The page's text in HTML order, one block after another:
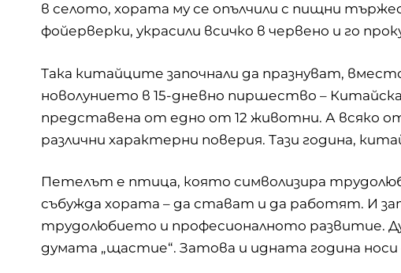
в селото, хората му се опълчили с пищни
фойерверки, украсили всичко в червено и го
Така китайците започнали да празнуват,
новолунието в 15-дневно пиршество –
представена от едно от 12 животни. А всяко
различни характерни поверия. Тази година,
Петелът е птица, която символизира
събужда хората – да стават и да работят. И
трудолюбието и професионалното развитие.
думата „щастие“. Затова и идната година